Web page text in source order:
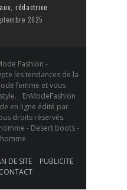
rédactrice
2025
Fashion -
les tendances de la
femme et vous
EnModeFashion
en ligne édité par
droits réservés.
- Desert boots -
DE SITE
PUBLICITE
CONTACT